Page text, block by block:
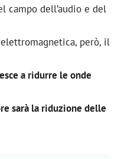
campo dell’audio e del
però, il
a ridurre le onde
sarà la riduzione delle